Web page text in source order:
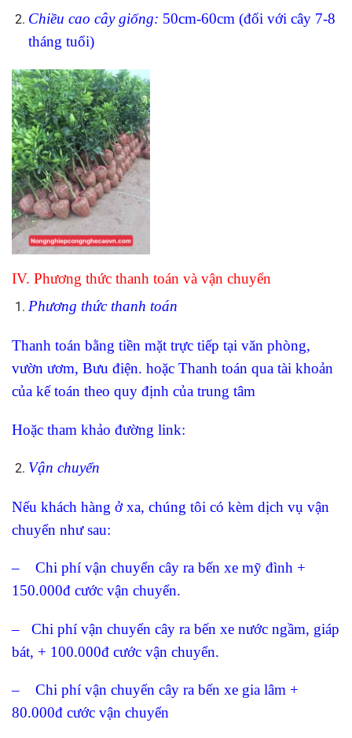
Chiều cao cây giống: 50cm-60cm (đối với cây 7-8
tháng tuổi)
IV. Phương thức thanh toán và vận chuyển
Phương thức thanh toán
Thanh toán bằng tiền mặt trực tiếp tại văn phòng,
vườn ươm, Bưu điện. hoặc Thanh toán qua tài khoản
của kế toán theo quy định của trung tâm
Hoặc tham khảo đường link:
Vận chuyển
Nếu khách hàng ở xa, chúng tôi có kèm dịch vụ vận
chuyển như sau:
– Chi phí vận chuyển cây ra bến xe mỹ đình +
150.000đ cước vận chuyển.
– Chi phí vận chuyển cây ra bến xe nước ngầm, giáp
bát, + 100.000đ cước vận chuyển.
– Chi phí vận chuyển cây ra bến xe gia lâm +
80.000đ cước vận chuyển